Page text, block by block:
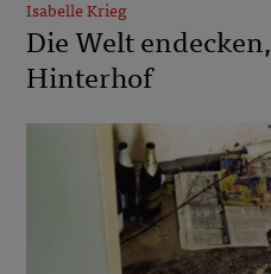
Isabelle Krieg
Die Welt endecken,
Hinterhof